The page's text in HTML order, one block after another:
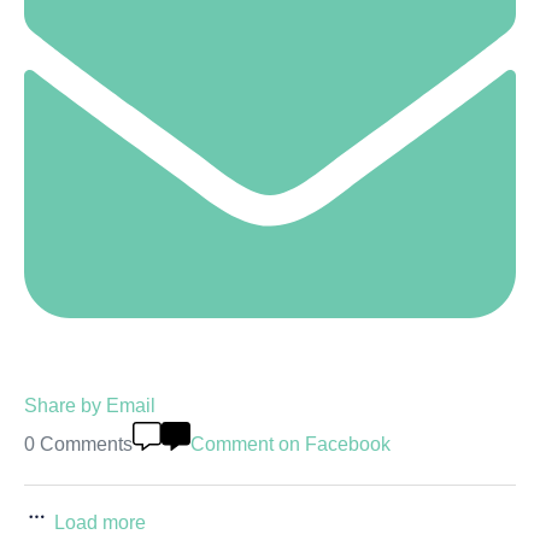
Share by Email
0 Comments
Comment on Facebook
Load more